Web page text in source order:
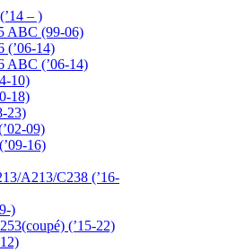
– )
ABC (99-06)
(’06-14)
ABC (’06-14)
10)
18)
23)
09)
16)
A213/C238 (’16-
)
(’15-22)